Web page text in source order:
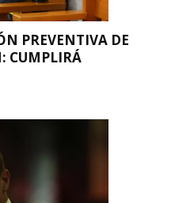
PREVENTIVA DE
CUMPLIRÁ